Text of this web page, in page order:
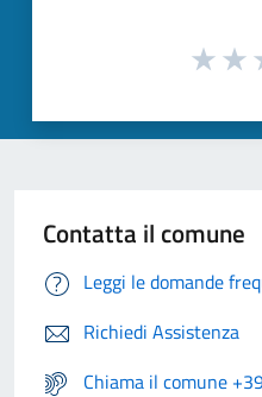
Contatta il comune
Leggi le domande
Richiedi Assistenza
Chiama il comune